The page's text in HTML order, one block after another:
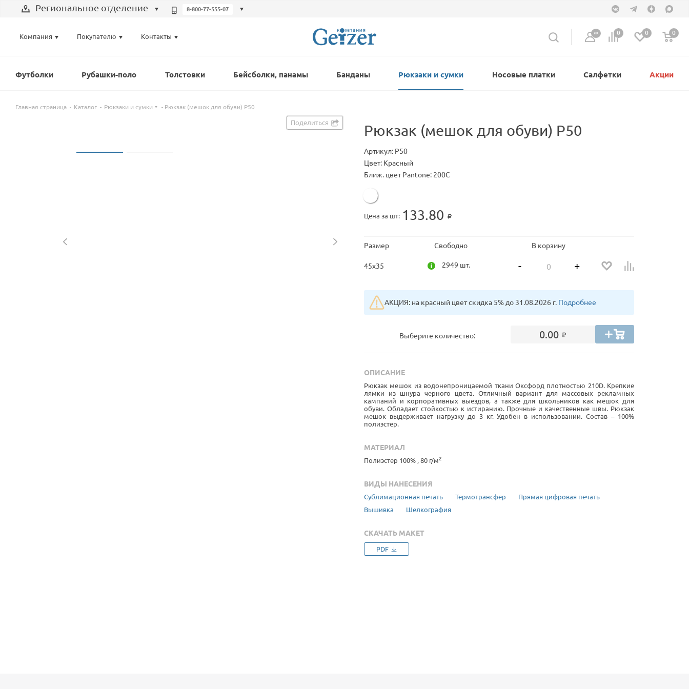
Региональное отделение 8-800-77-555-07
Компания Покупателю Контакты ЛК 0 0 0
Футболки Рубашки-поло Толстовки Бейсболки, панамы Банданы Рюкзаки и сумки Носовые платки Салфетки Акции
Главная страница Каталог Рюкзаки и сумки Рюкзак (мешок для обуви) Р50
Поделиться Рюкзак (мешок для обуви) Р50
Артикул: P50
Цвет: Красный
Ближ. цвет Pantone: 200C
Цена за шт: 133.80
Размер Свободно В корзину
45x35 2949 шт. - +
АКЦИЯ: на красный цвет скидка 5% до 31.08.2026 г. Подробнее
Выберите количество: 0.00
ОПИСАНИЕ
Рюкзак мешок из водонепроницаемой ткани Оксфорд плотностью 210D. Крепкие
лямки из шнура черного цвета. Отличный вариант для массовых рекламных
кампаний и корпоративных выездов, а также для школьников как мешок для
обуви. Обладает стойкостью к истиранию. Прочные и качественные швы. Рюкзак
мешок выдерживает нагрузку до 3 кг. Удобен в использовании. Состав – 100%
полиэстер.
МАТЕРИАЛ
Полиэстер 100% , 80 г/м2
ВИДЫ НАНЕСЕНИЯ
Сублимационная печать Термотрансфер
Прямая цифровая печать
Вышивка
Шелкография
СКАЧАТЬ МАКЕТ
PDF